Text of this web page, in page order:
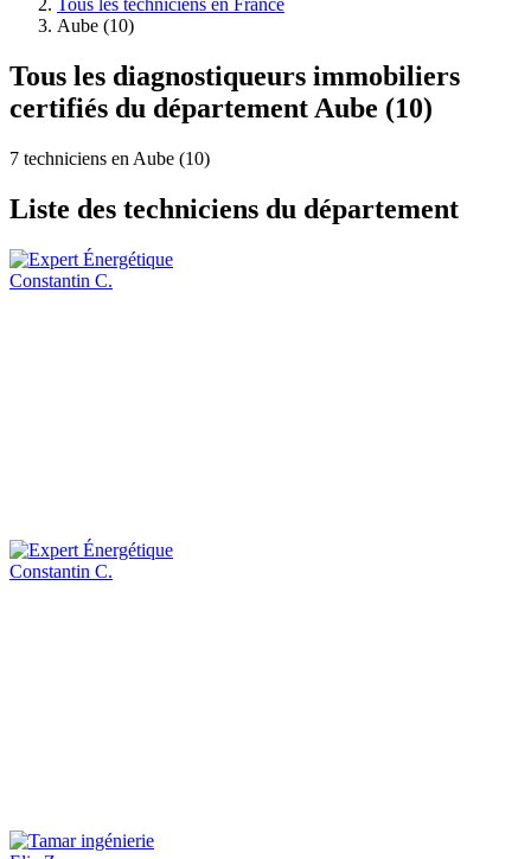
Tous les techniciens en France
Aube (10)
Tous les diagnostiqueurs immobiliers
certifiés du département Aube (10)
7 techniciens en Aube (10)
Liste des techniciens du département
Constantin C.
Constantin C.